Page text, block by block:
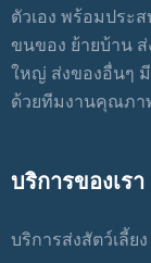
ตัวเอง พร้อมประ
ขนของ ย้ายบ้าน ส่
ใหญ่ ส่งของอื่นๆ
ด้วยทีมงานคุณภา
บริการของเรา
บริการส่งสัตว์เลี้ยง